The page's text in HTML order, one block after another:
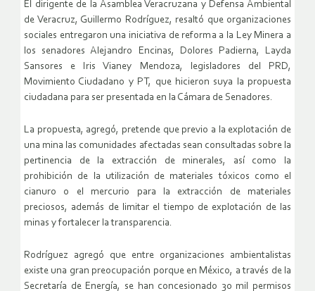
El dirigente de la Asamblea Veracruzana y Defensa Ambiental
de Veracruz, Guillermo Rodríguez, resaltó que organizaciones
sociales entregaron una iniciativa de reforma a la Ley Minera a
los senadores Alejandro Encinas, Dolores Padierna, Layda
Sansores e Iris Vianey Mendoza, legisladores del PRD,
Movimiento Ciudadano y PT, que hicieron suya la propuesta
ciudadana para ser presentada en la Cámara de Senadores.
La propuesta, agregó, pretende que previo a la explotación de
una mina las comunidades afectadas sean consultadas sobre la
pertinencia de la extracción de minerales, así como la
prohibición de la utilización de materiales tóxicos como el
cianuro o el mercurio para la extracción de materiales
preciosos, además de limitar el tiempo de explotación de las
minas y fortalecer la transparencia.
Rodríguez agregó que entre organizaciones ambientalistas
existe una gran preocupación porque en México, a través de la
Secretaría de Energía, se han concesionado 30 mil permisos